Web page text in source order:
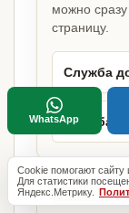
можно
страницу.
Служба
Служба
Базовые
Cookie помогают сайту
Для статистики
Яндекс.Метрику.
WhatsApp